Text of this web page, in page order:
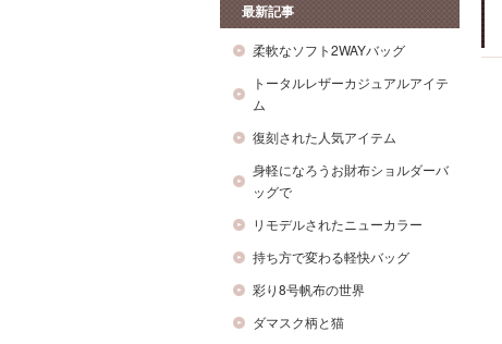
最新記事
柔軟なソフト2WAYバッグ
トータルレザーカジュアルアイテ
ム
復刻された人気アイテム
身軽になろうお財布ショルダーバ
ッグで
リモデルされたニューカラー
持ち方で変わる軽快バッグ
彩り8号帆布の世界
ダマスク柄と猫